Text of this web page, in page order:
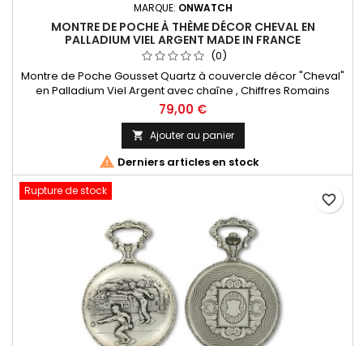
MARQUE: ONWATCH
MONTRE DE POCHE À THÈME DÉCOR CHEVAL EN
PALLADIUM VIEL ARGENT MADE IN FRANCE
(0)
Montre de Poche Gousset Quartz à couvercle décor "Cheval"
en Palladium Viel Argent avec chaîne , Chiffres Romains
Mouvement Ronda 515 Swiss Parts, 3 aiguilles et dateur à 3h.
Fabrication Française
79,00 €
 Ajouter au panier
 Derniers articles en stock
Rupture de stock
favorite_border